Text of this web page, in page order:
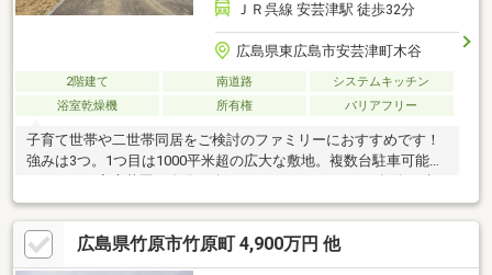
ＪＲ呉線 安芸津駅 徒歩32分
広島県東広島市安芸津町木谷
2階建て 南道路
システムキッチン
浴室乾燥機
所有権 バリアフリー
子育て世帯や二世帯同居をご検討のファミリーにおすすめです！
強みは3つ。1つ目は1000平米超の広大な敷地。複数台駐車可能
物。延床173平米超のゆとりある6DK＋納戸で、無垢フローリング
などこだわりの本格和風建築です。3つ目は周辺環境。木谷小学校
に近く、自然豊かな環境で穏やかなスローライフを実現できま
す。
広島県竹原市竹原町 4,900万円 他